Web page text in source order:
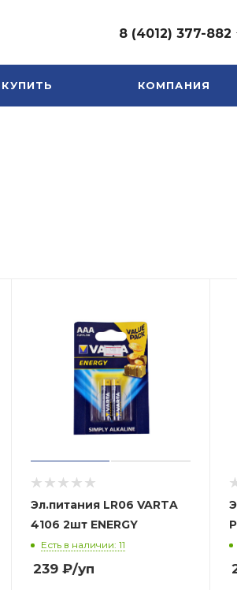
8 (4012) 377-882
КУПИТЬ КОМПАНИЯ
Эл.питания LR06 VARTA
4106 2шт ENERGY
Есть в наличии: 11
239 ₽/уп